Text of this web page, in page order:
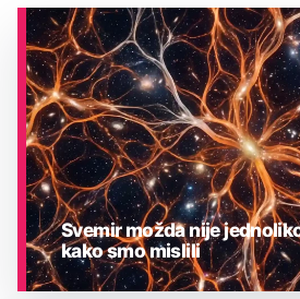
Svemir možda nije
kako smo mislili